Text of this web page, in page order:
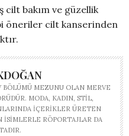
cilt bakım ve güzellik
öneriler cilt kanserinden
MEZUNU OLAN MERVE
MODA, KADIN, STIL,
IÇERIKLER ÜRETEN
RÖPORTAJLAR DA